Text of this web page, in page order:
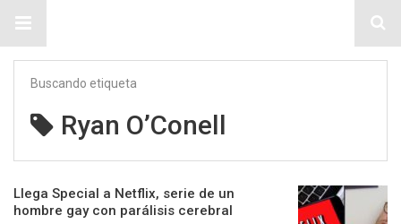
Buscando etiqueta
Ryan O’Conell
Llega Special a Netflix, serie de un
hombre gay con parálisis cerebral